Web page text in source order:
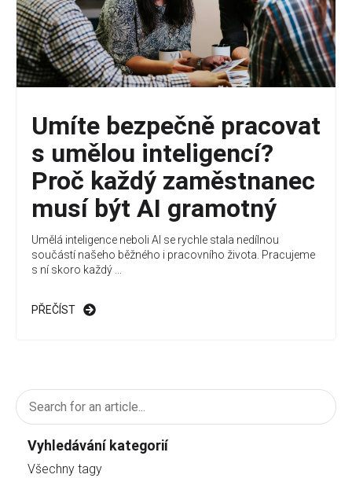
Umíte bezpečně pracovat
s umělou inteligencí?
Proč každý zaměstnanec
musí být AI gramotný
Umělá inteligence neboli AI se rychle stala nedílnou
součástí našeho běžného i pracovního života. Pracujeme
s ní skoro každý ...
PŘEČÍST
Vyhledávání kategorií
Všechny tagy